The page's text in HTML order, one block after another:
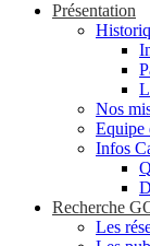
Présentation
Nos
Equipe
Infos
Recherche
Les